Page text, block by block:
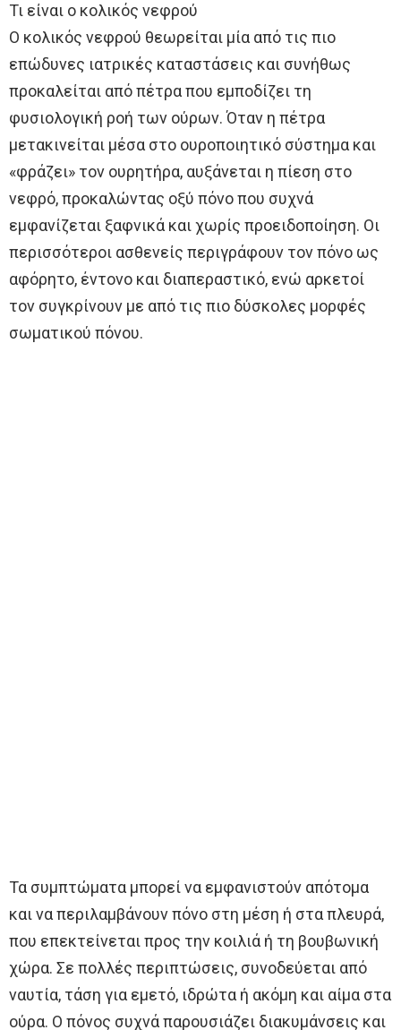
Τι είναι ο κολικός νεφρού
Ο κολικός νεφρού θεωρείται μία από τις πιο
επώδυνες ιατρικές καταστάσεις και συνήθως
προκαλείται από πέτρα που εμποδίζει τη
φυσιολογική ροή των ούρων. Όταν η πέτρα
μετακινείται μέσα στο ουροποιητικό σύστημα και
«φράζει» τον ουρητήρα, αυξάνεται η πίεση στο
νεφρό, προκαλώντας οξύ πόνο που συχνά
εμφανίζεται ξαφνικά και χωρίς προειδοποίηση. Οι
περισσότεροι ασθενείς περιγράφουν τον πόνο ως
αφόρητο, έντονο και διαπεραστικό, ενώ αρκετοί
τον συγκρίνουν με από τις πιο δύσκολες μορφές
σωματικού πόνου.
Τα συμπτώματα μπορεί να εμφανιστούν απότομα
και να περιλαμβάνουν πόνο στη μέση ή στα πλευρά,
που επεκτείνεται προς την κοιλιά ή τη βουβωνική
χώρα. Σε πολλές περιπτώσεις, συνοδεύεται από
ναυτία, τάση για εμετό, ιδρώτα ή ακόμη και αίμα στα
ούρα. Ο πόνος συχνά παρουσιάζει διακυμάνσεις και